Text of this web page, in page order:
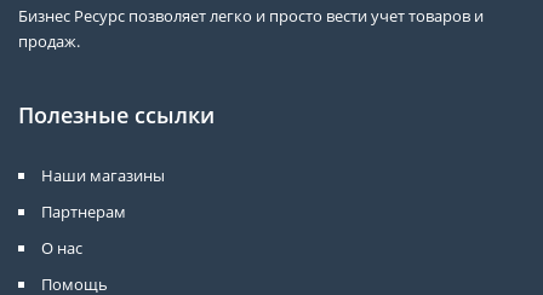
Бизнес Ресурс позволяет легко и просто вести учет товаров и
продаж.
Полезные ссылки
Наши магазины
Партнерам
О нас
Помощь